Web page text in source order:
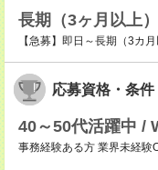
長期（3ヶ月以上）
【急募】即日～長期（3カ月
応募資格・条件
40～50代活躍中 /
事務経験ある方 業界未経験